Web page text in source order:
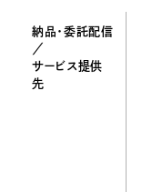
納品・委託配信
／
サービス提供
先